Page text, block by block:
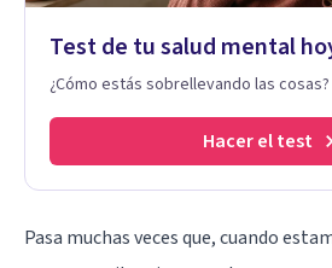
Test de tu salud mental
¿Cómo estás sobrellevando las cosas?
Hacer el test
Pasa muchas veces que, cuando